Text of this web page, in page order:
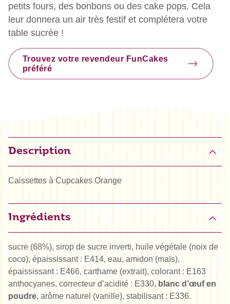
petits fours, des bonbons ou des cake pops. Cela
leur donnera un air très festif et complétera votre
table sucrée !
Trouvez votre revendeur FunCakes
préféré
Description
Caissettes à Cupcakes Orange
Ingrédients
sucre (68%), sirop de sucre inverti, huile végétale (noix de
coco), épaississant : E414, eau, amidon (maïs),
épaississant : E466, carthame (extrait), colorant : E163
anthocyanes, correcteur d’acidité : E330, blanc d’œuf en
poudre, arôme naturel (vanille), stabilisant : E336.